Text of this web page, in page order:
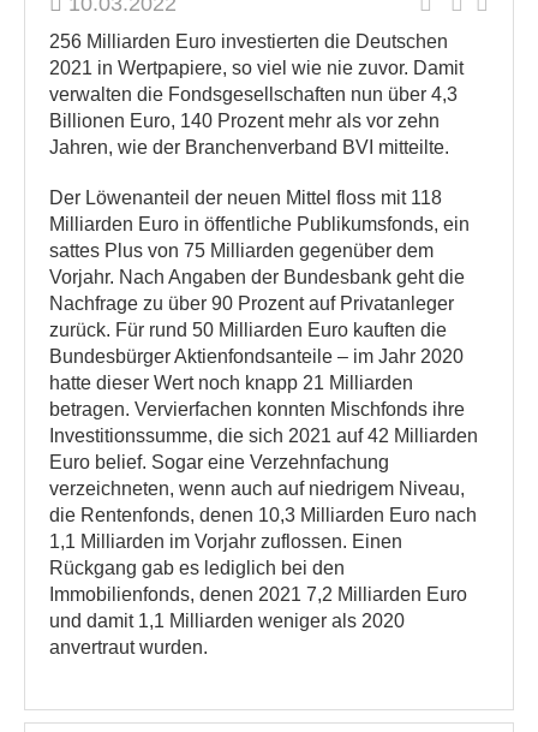
256 Milliarden Euro investierten die Deutschen
2021 in Wertpapiere, so viel wie nie zuvor. Damit
verwalten die Fondsgesellschaften nun über 4,3
Billionen Euro, 140 Prozent mehr als vor zehn
Jahren, wie der Branchenverband BVI mitteilte.
Der Löwenanteil der neuen Mittel floss mit 118
Milliarden Euro in öffentliche Publikumsfonds, ein
sattes Plus von 75 Milliarden gegenüber dem
Vorjahr. Nach Angaben der Bundesbank geht die
Nachfrage zu über 90 Prozent auf Privatanleger
zurück. Für rund 50 Milliarden Euro kauften die
Bundesbürger Aktienfondsanteile – im Jahr 2020
hatte dieser Wert noch knapp 21 Milliarden
betragen. Vervierfachen konnten Mischfonds ihre
Investitionssumme, die sich 2021 auf 42 Milliarden
Euro belief. Sogar eine Verzehnfachung
verzeichneten, wenn auch auf niedrigem Niveau,
die Rentenfonds, denen 10,3 Milliarden Euro nach
1,1 Milliarden im Vorjahr zuflossen. Einen
Rückgang gab es lediglich bei den
Immobilienfonds, denen 2021 7,2 Milliarden Euro
und damit 1,1 Milliarden weniger als 2020
anvertraut wurden.